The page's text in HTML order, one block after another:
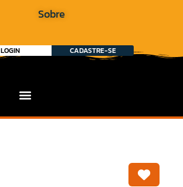
Sobre
LOGIN CADASTRE-SE